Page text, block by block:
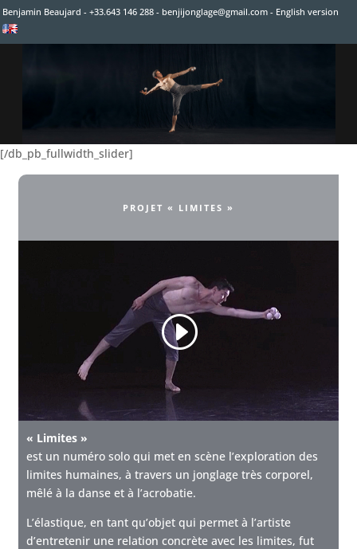
Benjamin Beaujard - +33.643 146 288 - benjijonglage@gmail.com - English version
[/db_pb_fullwidth_slider]
PROJET « LIMITES »
« Limites »
est un numéro solo qui met en scène l’exploration des
limites humaines, à travers un jonglage très corporel,
mêlé à la danse et à l’acrobatie.
L’élastique, en tant qu’objet qui permet à l’artiste
d’entretenir une relation concrète avec les limites, fut